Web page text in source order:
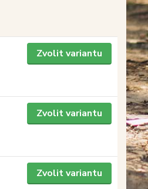
Zvolit variantu
Zvolit variantu
Zvolit variantu